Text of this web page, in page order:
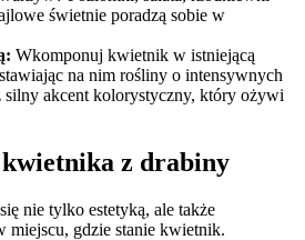
świetnie poradzą sobie w
Wkomponuj kwietnik w istniejącą
na nim rośliny o intensywnych
silny akcent kolorystyczny, który ożywi
z drabiny
nie tylko estetyką, ale także
miejscu, gdzie stanie kwietnik.